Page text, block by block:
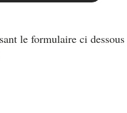
le formulaire ci dessous